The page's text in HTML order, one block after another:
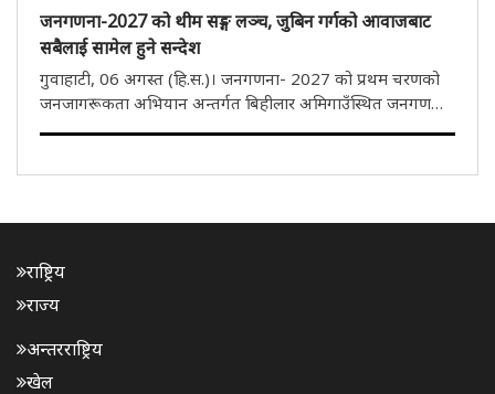
जनगणना-2027 को थीम सङ्ग लञ्च, जुबिन गर्गको आवाजबाट
सबैलाई सामेल हुने सन्देश
गुवाहाटी, 06 अगस्त (हि.स.)। जनगणना- 2027 को प्रथम चरणको
जनजागरूकता अभियान अन्तर्गत बिहीलार अमिगाउँस्थित जनगणना
सञ्चालन निदेशालयमा जनगणना- 2027 को थीम सङ्ग आधिकारिक
चक्रवर्तीद्वारा लिखित तथा स्वर्ग..
राष्ट्रिय
राज्य
अन्तरराष्ट्रिय
खेल